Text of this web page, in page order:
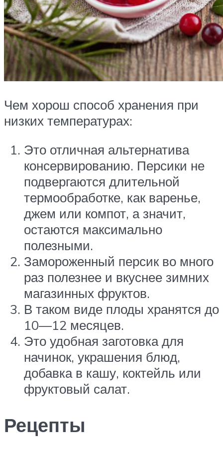
Чем хорош способ хранения при
низких температурах:
Это отличная альтернатива
консервированию. Персики не
подвергаются длительной
термообработке, как варенье,
джем или компот, а значит,
остаются максимально
полезными.
Замороженный персик во много
раз полезнее и вкуснее зимних
магазинных фруктов.
В таком виде плоды хранятся до
10—12 месяцев.
Это удобная заготовка для
начинок, украшения блюд,
добавка в кашу, коктейль или
фруктовый салат.
Рецепты